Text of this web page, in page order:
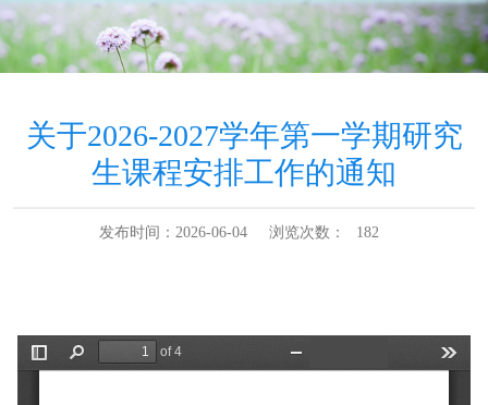
关于2026-2027学年第一学期研究
生课程安排工作的通知
发布时间：2026-06-04 浏览次数： 182